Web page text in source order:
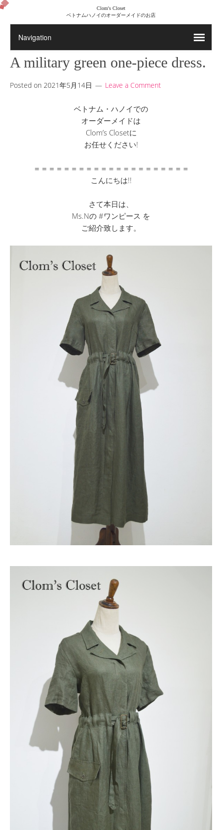
Clom's Closet
ベトナムハノイのオーダーメイドのお店
A military green one-piece dress.
Posted on 2021年5月14日 Leave a Comment
ベトナム・ハノイでの
オーダーメイドは
Clom’s Closetに
お任せください!
＝＝＝＝＝＝＝＝＝＝＝＝＝＝＝＝＝＝＝＝＝
こんにちは!!
さて本日は、
Ms.Nの #ワンピース を
ご紹介致します。